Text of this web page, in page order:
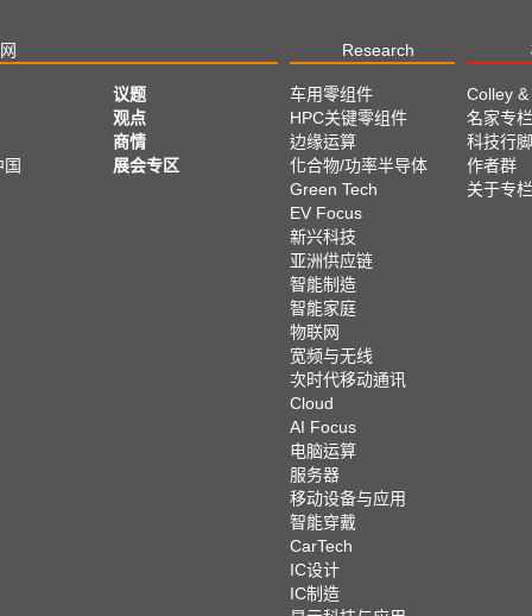
Research
议题
观点
商情
展会专区
车用零组件
HPC关键零组件
边缘运算
化合物/功率半导体
Green Tech
EV Focus
新兴科技
亚洲供应链
智能制造
智能家庭
物联网
宽频与无线
次时代移动通讯
Cloud
AI Focus
电脑运算
服务器
移动设备与应用
智能穿戴
CarTech
IC设计
IC制造
Colley
名家专栏
科技行脚
作者群
关于专栏